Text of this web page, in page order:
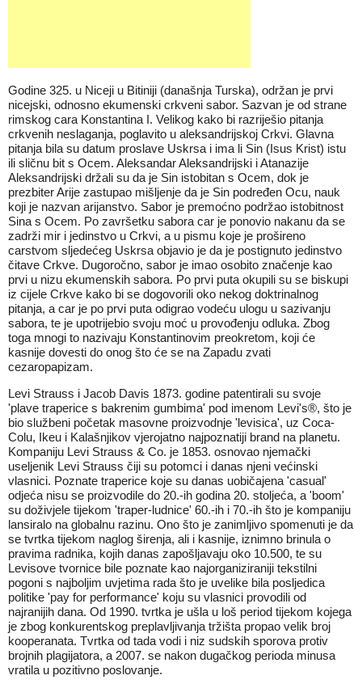
Godine 325. u Niceji u Bitiniji (današnja Turska), održan je prvi
nicejski, odnosno ekumenski crkveni sabor. Sazvan je od strane
rimskog cara Konstantina I. Velikog kako bi razriješio pitanja
crkvenih neslaganja, poglavito u aleksandrijskoj Crkvi. Glavna
pitanja bila su datum proslave Uskrsa i ima li Sin (Isus Krist) istu
ili sličnu bit s Ocem. Aleksandar Aleksandrijski i Atanazije
Aleksandrijski držali su da je Sin istobitan s Ocem, dok je
prezbiter Arije zastupao mišljenje da je Sin podređen Ocu, nauk
koji je nazvan arijanstvo. Sabor je premoćno podržao istobitnost
Sina s Ocem. Po završetku sabora car je ponovio nakanu da se
zadrži mir i jedinstvo u Crkvi, a u pismu koje je prošireno
carstvom sljedećeg Uskrsa objavio je da je postignuto jedinstvo
čitave Crkve. Dugoročno, sabor je imao osobito značenje kao
prvi u nizu ekumenskih sabora. Po prvi puta okupili su se biskupi
iz cijele Crkve kako bi se dogovorili oko nekog doktrinalnog
pitanja, a car je po prvi puta odigrao vodeću ulogu u sazivanju
sabora, te je upotrijebio svoju moć u provođenju odluka. Zbog
toga mnogi to nazivaju Konstantinovim preokretom, koji će
kasnije dovesti do onog što će se na Zapadu zvati
cezaropapizam.
Levi Strauss i Jacob Davis 1873. godine patentirali su svoje
'plave traperice s bakrenim gumbima' pod imenom Levi's®, što je
bio službeni početak masovne proizvodnje 'levisica', uz Coca-
Colu, Ikeu i Kalašnjikov vjerojatno najpoznatiji brand na planetu.
Kompaniju Levi Strauss & Co. je 1853. osnovao njemački
useljenik Levi Strauss čiji su potomci i danas njeni većinski
vlasnici. Poznate traperice koje su danas uobičajena 'casual'
odjeća nisu se proizvodile do 20.-ih godina 20. stoljeća, a 'boom'
su doživjele tijekom 'traper-ludnice' 60.-ih i 70.-ih što je kompaniju
lansiralo na globalnu razinu. Ono što je zanimljivo spomenuti je da
se tvrtka tijekom naglog širenja, ali i kasnije, iznimno brinula o
pravima radnika, kojih danas zapošljavaju oko 10.500, te su
Levisove tvornice bile poznate kao najorganiziraniji tekstilni
pogoni s najboljim uvjetima rada što je uvelike bila posljedica
politike 'pay for performance' koju su vlasnici provodili od
najranijih dana. Od 1990. tvrtka je ušla u loš period tijekom kojega
je zbog konkurentskog preplavljivanja tržišta propao velik broj
kooperanata. Tvrtka od tada vodi i niz sudskih sporova protiv
brojnih plagijatora, a 2007. se nakon dugačkog perioda minusa
vratila u pozitivno poslovanje.